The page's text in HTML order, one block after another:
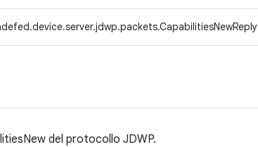
del protocollo JDWP.